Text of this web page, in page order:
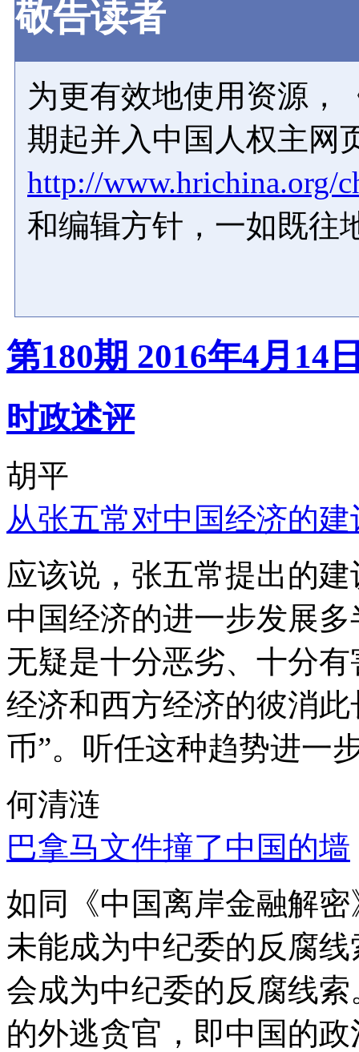
敬告读者
为更有效地使用资源，
期起并入中国人权主网
http://www.hrichina.org/
和编辑方针，一如既往
第180期 2016年4月14
时政述评
胡平
从张五常对中国经济的
应该说，张五常提出的
中国经济的进一步发展
无疑是十分恶劣、十分
经济和西方经济的彼消
币”。听任这种趋势进一
何清涟
巴拿马文件撞了中国的墙
如同《中国离岸金融解
未能成为中纪委的反腐
会成为中纪委的反腐线
的外逃贪官，即中国的